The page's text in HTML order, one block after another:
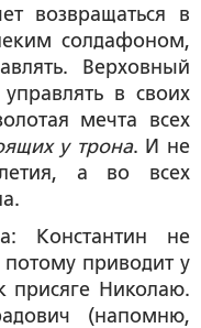
возвращаться в
солдафоном,
Верховный
в своих
мечта всех
у трона. И не
а во всех
Константин не
потому приводит у
присяге Николаю.
(напомню,